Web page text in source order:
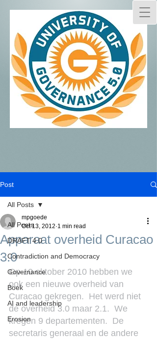
Post
All Posts
DRAFT 4.0
Contradiction and Democracy
Governance
Boek
AI and leadership
Erosion
All Posts
Apparaat overheid Curacao
3.0
mpgoede
Oct 13, 2012 1 min read
Op 10 oktober 2010 hebben we
ook een nieuwe overheid van
Curacao gekregen.  Het werd niet
de overheid 3.0 maar 2.1.  We
kregen 9 departementen.  De
secretaris generaal en de andere